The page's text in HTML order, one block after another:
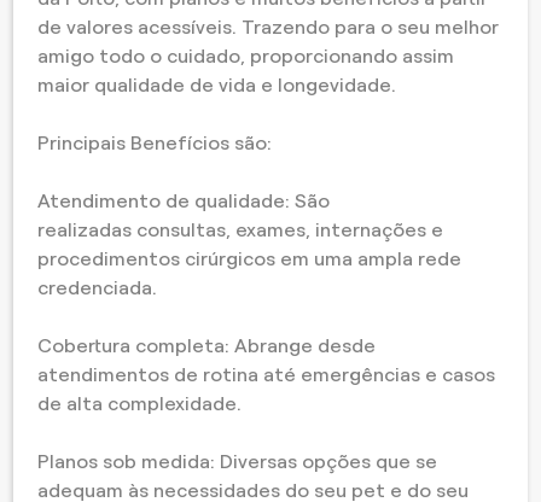
de valores acessíveis. Trazendo para o seu melhor
amigo todo o cuidado, proporcionando assim
maior qualidade de vida e longevidade.
Principais Benefícios são:
Atendimento de qualidade: São
realizadas consultas, exames, internações e
procedimentos cirúrgicos em uma ampla rede
credenciada.
Cobertura completa: Abrange desde
atendimentos de rotina até emergências e casos
de alta complexidade.
Planos sob medida: Diversas opções que se
adequam às necessidades do seu pet e do seu